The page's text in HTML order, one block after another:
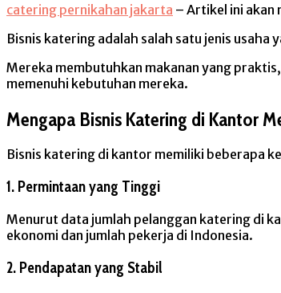
catering pernikahan jakarta – Artikel ini akan
Bisnis katering adalah salah satu jenis usaha
Mereka membutuhkan makanan yang
memenuhi kebutuhan mereka.
Mengapa Bisnis Katering di Kantor
Bisnis katering di kantor memiliki beberapa
1. Permintaan yang Tinggi
Menurut data jumlah pelanggan katering di
ekonomi dan jumlah pekerja di Indonesia.
2. Pendapatan yang Stabil